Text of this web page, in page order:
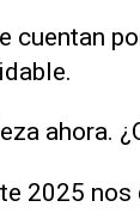
cuentan
.
ahora.
2025